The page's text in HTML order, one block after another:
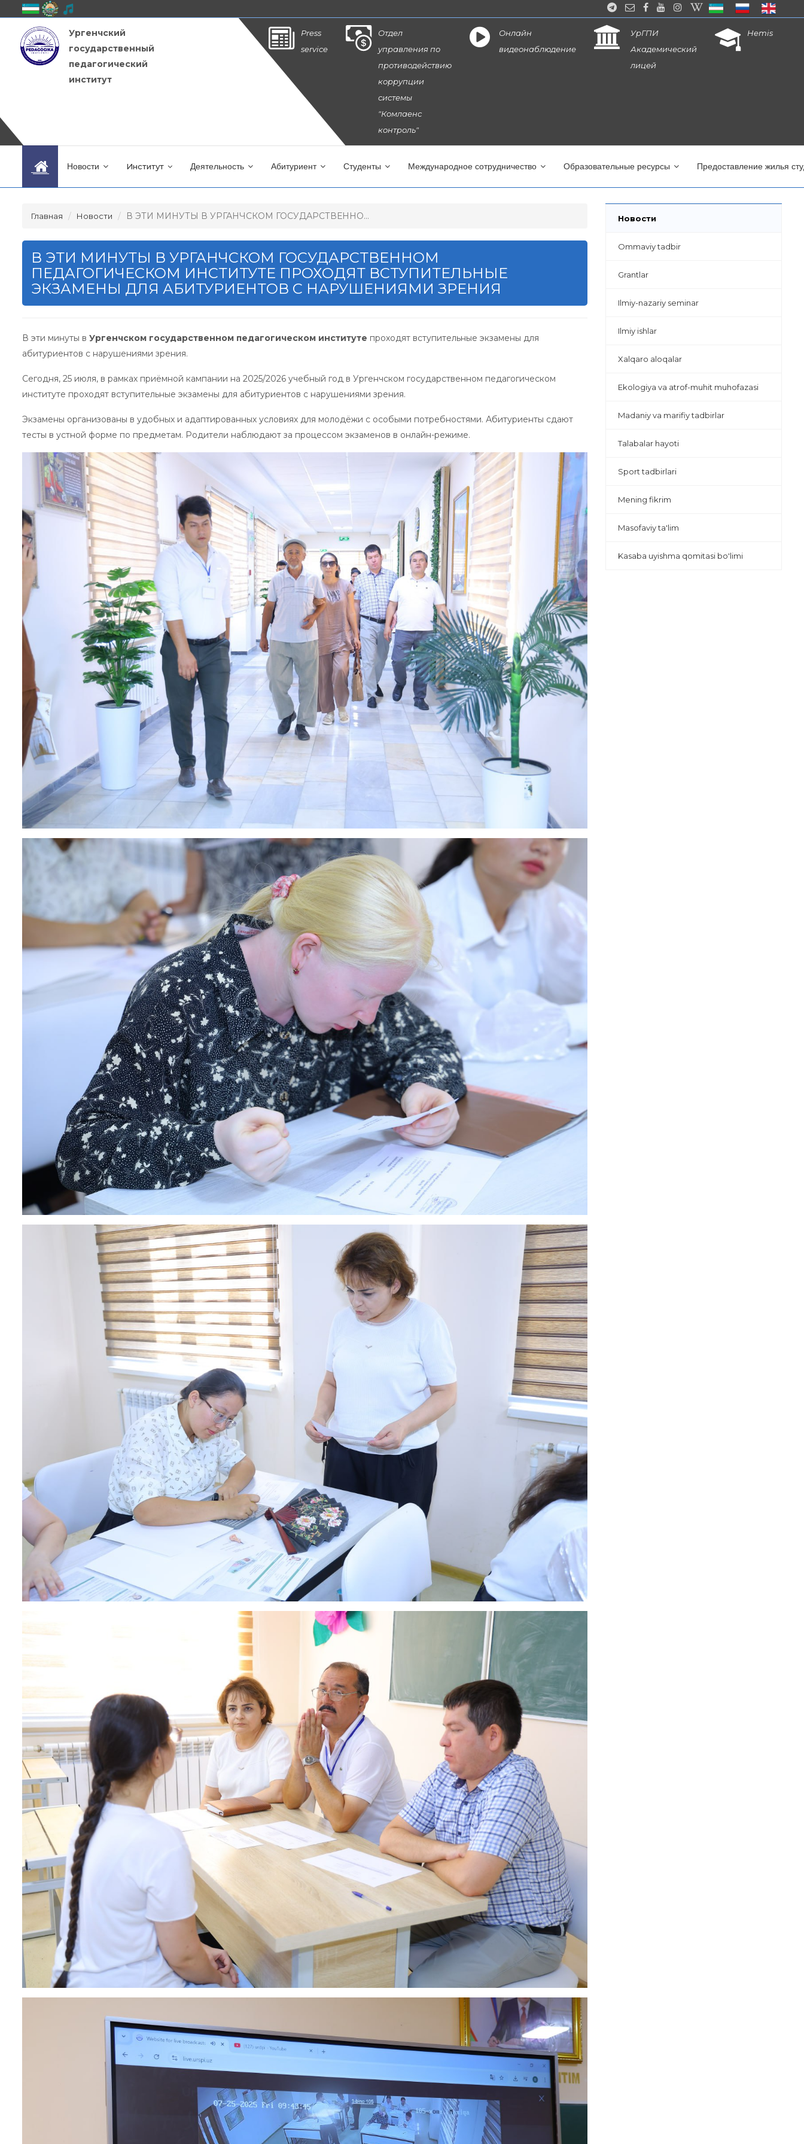
Ургенчский
государственный
педагогический
институт
Press
service
Отдел
управления по
противодействию
коррупции
системы
"Комлаенс
контроль"
Онлайн
видеонаблюдение
УрГПИ
Академический
лицей
Hemis
Новости Институт Деятельность Абитуриент Студенты Международное сотрудничество Образовательные ресурсы Предоставление жилья
Главная Новости В ЭТИ МИНУТЫ В УРГАНЧСКОМ ГОСУДАРСТВЕННО...
В ЭТИ МИНУТЫ В УРГАНЧСКОМ ГОСУДАРСТВЕННОМ
ПЕДАГОГИЧЕСКОМ ИНСТИТУТЕ ПРОХОДЯТ ВСТУПИТЕЛЬНЫЕ
ЭКЗАМЕНЫ ДЛЯ АБИТУРИЕНТОВ С НАРУШЕНИЯМИ ЗРЕНИЯ
В эти минуты в Ургенчском государственном педагогическом институте проходят вступительные экзамены для
абитуриентов с нарушениями зрения.
Сегодня, 25 июля, в рамках приёмной кампании на 2025/2026 учебный год в Ургенчском государственном педагогическом
институте проходят вступительные экзамены для абитуриентов с нарушениями зрения.
Экзамены организованы в удобных и адаптированных условиях для молодёжи с особыми потребностями. Абитуриенты сдают
тесты в устной форме по предметам. Родители наблюдают за процессом экзаменов в онлайн-режиме.
Новости
Ommaviy tadbir
Grantlar
Ilmiy-nazariy seminar
Ilmiy ishlar
Xalqaro aloqalar
Ekologiya va atrof-muhit muhofazasi
Madaniy va marifiy tadbirlar
Talabalar hayoti
Sport tadbirlari
Mening fikrim
Masofaviy ta'lim
Kasaba uyishma qomitasi bo'limi